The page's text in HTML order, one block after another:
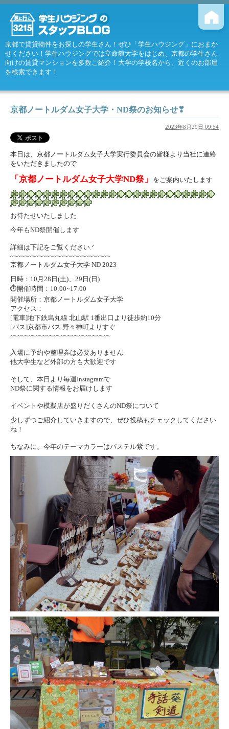
京都で賃貸物件をお探しの学生さん！ぜひ「学生ハウジング」におまか
せください！学生ハウジングでは立命館大学をはじめ、京都の学生さん
向けの賃貸マンションを多数ご紹介！大学の学校名から、近くのお部屋
を検索できます！
京都ノートルダム女子大学・ND祭のお知らせ❣
2023年8月29日 09:54
本日は、京都ノートルダム女子大学実行委員会の皆様より当社に連絡
をいただきましたので
「京都ノートルダム女子大学ND祭」 をご案内いたします
お待たせいたしました
今年もND祭開催します
詳細は下記をご覧ください.ᐟ
~~~~~~~~~~~~~~~~~~~~~~~~~~~~
京都ノートルダム女子大学 ND 2023
日時：10月28日(土)、29日(日)
⏱開催時間：10:00~17:00
開催場所：京都ノートルダム女子大学
アクセス：
[電車]地下鉄烏丸線 北山駅 1番出口より徒歩約10分
[バス]京都市バス 野々神町よりすぐ
~~~~~~~~~~~~~~~~~~~~~~~~~~~~
入場に予約や整理券は必要ありません.
他大学生など外部の方も大歓迎です
そして、本日より毎週Instagramで
ND祭に関する情報をお届けします
イベントや模擬店が盛りだくさんのND祭について
少しずつご紹介していきますので、ぜひ投稿もチェックしてください
ね！
ちなみに、今年のテーマカラーはパステル紫です。